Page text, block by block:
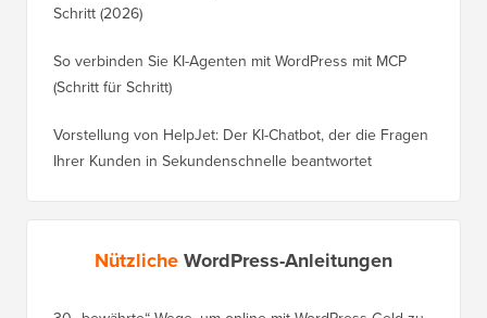
Schritt (2026)
So verbinden Sie KI-Agenten mit WordPress mit MCP
(Schritt für Schritt)
Vorstellung von HelpJet: Der KI-Chatbot, der die Fragen
Ihrer Kunden in Sekundenschnelle beantwortet
NützlicheWordPress-Anleitungen